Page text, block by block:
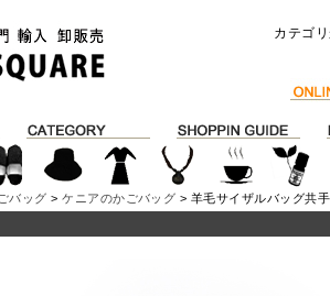
カテゴ
バッグ >ケニアのかごバッグ > 羊毛サイザルバッグ共